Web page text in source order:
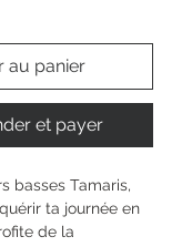
au panier
et payer
basses Tamaris,
ta journée en
de la